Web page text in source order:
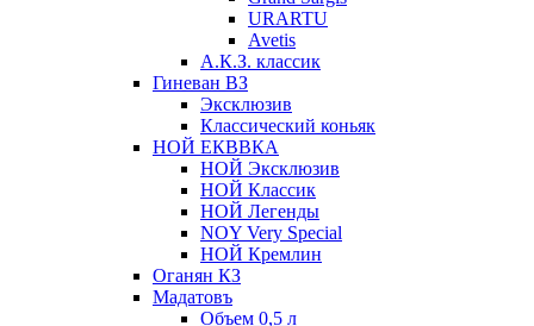
URARTU
Avetis
А.К.З. классик
Гиневан ВЗ
Эксклюзив
Классический коньяк
НОЙ ЕКВВКА
НОЙ Эксклюзив
НОЙ Классик
НОЙ Легенды
NOY Very Speсial
НОЙ Кремлин
Оганян КЗ
Мадатовъ
Объем 0,5 л